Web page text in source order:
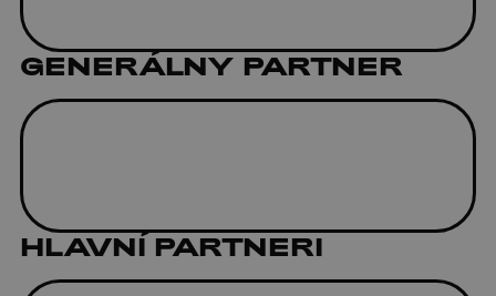
GENERÁLNY PARTNER
HLAVNÍ PARTNERI